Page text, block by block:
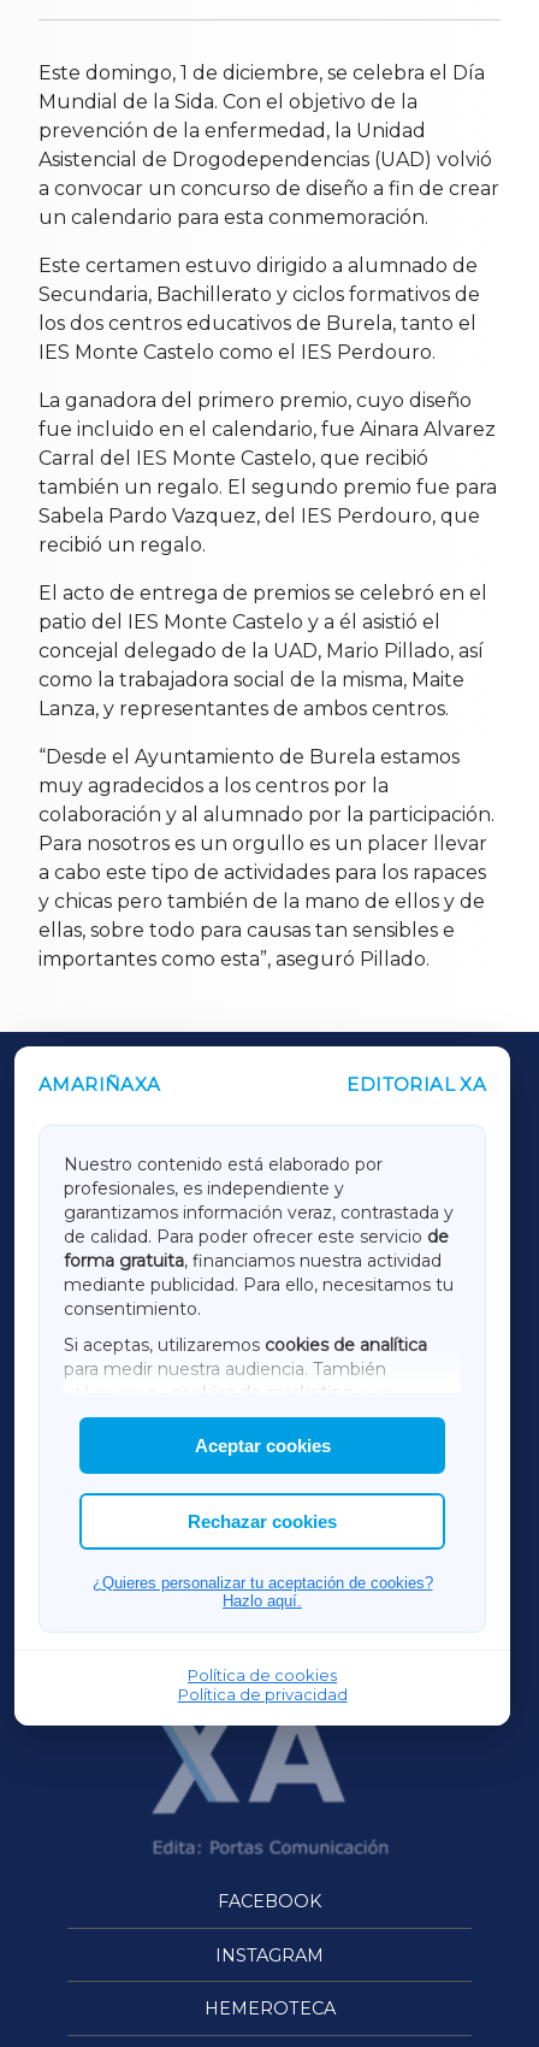
Este domingo, 1 de diciembre, se celebra el Día
Mundial de la Sida. Con el objetivo de la
prevención de la enfermedad, la Unidad
Asistencial de Drogodependencias (UAD) volvió
a convocar un concurso de diseño a fin de crear
un calendario para esta conmemoración.
Este certamen estuvo dirigido a alumnado de
Secundaria, Bachillerato y ciclos formativos de
los dos centros educativos de Burela, tanto el
IES Monte Castelo como el IES Perdouro.
La ganadora del primero premio, cuyo diseño
fue incluido en el calendario, fue Ainara Alvarez
Carral del IES Monte Castelo, que recibió
también un regalo. El segundo premio fue para
Sabela Pardo Vazquez, del IES Perdouro, que
recibió un regalo.
El acto de entrega de premios se celebró en el
patio del IES Monte Castelo y a él asistió el
concejal delegado de la UAD, Mario Pillado, así
como la trabajadora social de la misma, Maite
Lanza, y representantes de ambos centros.
“Desde el Ayuntamiento de Burela estamos
muy agradecidos a los centros por la
colaboración y al alumnado por la participación.
Para nosotros es un orgullo es un placer llevar
a cabo este tipo de actividades para los rapaces
y chicas pero también de la mano de ellos y de
ellas, sobre todo para causas tan sensibles e
importantes como esta”, aseguró Pillado.
AMARIÑAXA EDITORIAL XA
Nuestro contenido está elaborado por
profesionales, es independiente y
garantizamos información veraz, contrastada y
de calidad. Para poder ofrecer este servicio de
forma gratuita, financiamos nuestra actividad
mediante publicidad. Para ello, necesitamos tu
consentimiento.
Si aceptas, utilizaremos cookies de analítica
para medir nuestra audiencia. También
utilizaremos
cookies de marketing
mostrar publicidad de terceros.
Asimismo, puedes personalizar la elección de
las cookies que deseas permitir.
Aceptar cookies
Rechazar cookies
¿Quieres personalizar tu aceptación de cookies?
Hazlo aquí.
Política de cookies
Política de privacidad
OUTROS PERIÓDICOS
LUGOXA
TERRACHAXA
AMARIÑAXA
RIBEIRASACRAXA
ACORUÑAXA
FERROLXA
OURENSEXA
FACEBOOK
INSTAGRAM
HEMEROTECA